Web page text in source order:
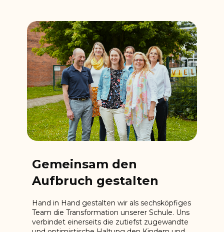
Gemeinsam den
Aufbruch gestalten
Hand in Hand gestalten wir als sechsköpfiges
Team die Transformation unserer Schule. Uns
verbindet einerseits die zutiefst zugewandte